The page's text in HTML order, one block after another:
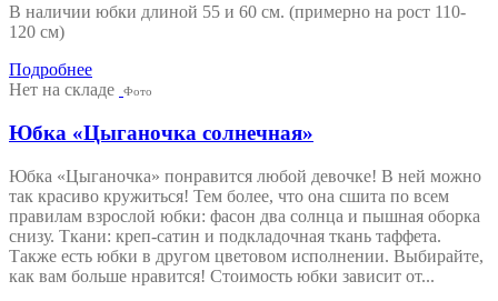
В наличии юбки длиной 55 и 60 см. (примерно на рост 110-
120 см)
Подробнее
Нет на складе
Фото
Юбка «Цыганочка солнечная»
Юбка «Цыганочка» понравится любой девочке! В ней можно
так красиво кружиться! Тем более, что она сшита по всем
правилам взрослой юбки: фасон два солнца и пышная оборка
снизу. Ткани: креп-сатин и подкладочная ткань таффета.
Также есть юбки в другом цветовом исполнении. Выбирайте,
как вам больше нравится! Стоимость юбки зависит от...